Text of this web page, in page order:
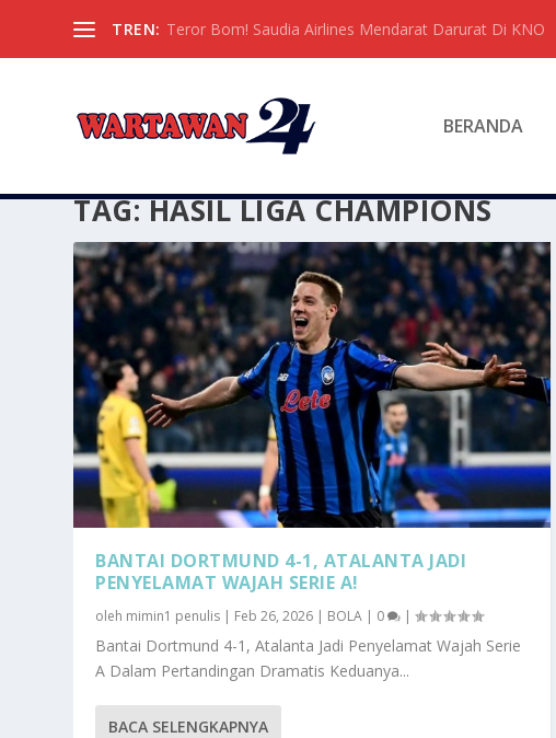
TREN: Teror Bom! Saudia Airlines Mendarat Darurat Di KNO
BERANDA
TAG:HASIL LIGA CHAMPIONS
BANTAI DORTMUND 4-1, ATALANTA JADI
PENYELAMAT WAJAH SERIE A!
oleh mimin1 penulis | Feb 26, 2026 | BOLA | 0 |
Bantai Dortmund 4-1, Atalanta Jadi Penyelamat Wajah Serie
A Dalam Pertandingan Dramatis Keduanya...
BACA SELENGKAPNYA